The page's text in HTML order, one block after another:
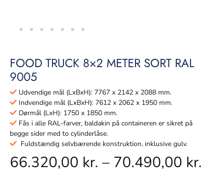
FOOD TRUCK 8×2 METER SORT RAL
9005
Udvendige mål (LxBxH): 7767 x 2142 x 2088 mm.
Indvendige mål (LxBxH): 7612 x 2062 x 1950 mm.
Dørmål (LxH): 1750 x 1850 mm.
Fås i alle RAL-farver, baldakin på containeren er sikret på
begge sider med to cylinderlåse.
Fuldstændig selvbærende konstruktion, inklusive gulv.
66.320,00 kr. – 70.490,00 kr.